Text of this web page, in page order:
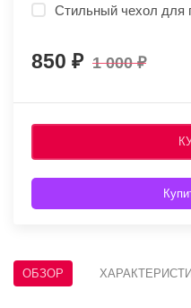
Стильный чехол для
850 1 000
ОБЗОР